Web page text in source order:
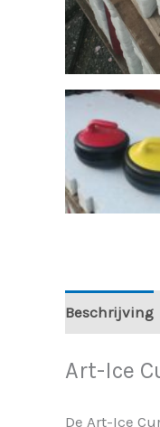
Beschrijving
Art-Ice
De Art-Ice